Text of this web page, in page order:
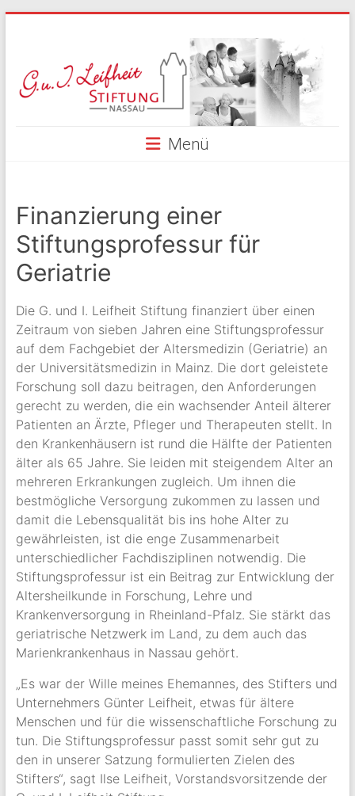
und
I.
Menü
Finanzierung einer
Stiftungsprofessur für
Geriatrie
Die G. und I. Leifheit Stiftung finanziert über einen
Zeitraum von sieben Jahren eine Stiftungsprofessur
auf dem Fachgebiet der Altersmedizin (Geriatrie) an
der Universitätsmedizin in Mainz. Die dort geleistete
Forschung soll dazu beitragen, den Anforderungen
gerecht zu werden, die ein wachsender Anteil älterer
Patienten an Ärzte, Pfleger und Therapeuten stellt. In
den Krankenhäusern ist rund die Hälfte der Patienten
älter als 65 Jahre. Sie leiden mit steigendem Alter an
mehreren Erkrankungen zugleich. Um ihnen die
bestmögliche Versorgung zukommen zu lassen und
damit die Lebensqualität bis ins hohe Alter zu
gewährleisten, ist die enge Zusammenarbeit
unterschiedlicher Fachdisziplinen notwendig. Die
Stiftungsprofessur ist ein Beitrag zur Entwicklung der
Altersheilkunde in Forschung, Lehre und
Krankenversorgung in Rheinland-Pfalz. Sie stärkt das
geriatrische Netzwerk im Land, zu dem auch das
Marienkrankenhaus in Nassau gehört.
„Es war der Wille meines Ehemannes, des Stifters und
Unternehmers Günter Leifheit, etwas für ältere
Menschen und für die wissenschaftliche Forschung zu
tun. Die Stiftungsprofessur passt somit sehr gut zu
den in unserer Satzung formulierten Zielen des
Stifters“, sagt Ilse Leifheit, Vorstandsvorsitzende der